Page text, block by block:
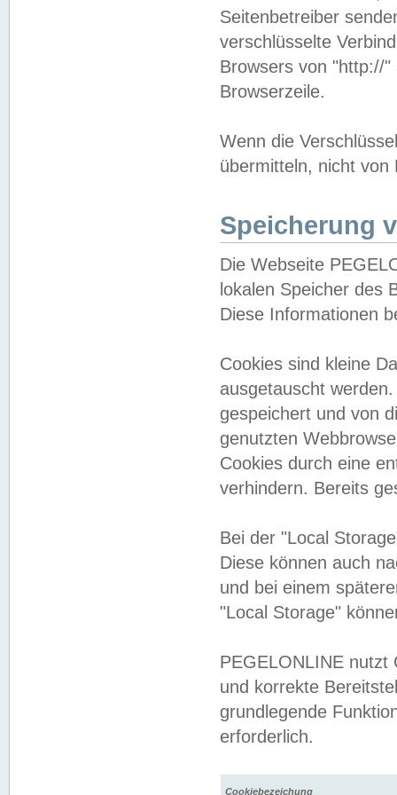
Seitenbetreiber
verschlüsselte
Browsers von "http://
Browserzeile.
Wenn die
übermitteln, nicht von
Speicherung
Die Webseite
lokalen Speicher des
Diese Informationen
Cookies sind kleine
ausgetauscht
gespeichert und von
genutzten
Cookies durch eine
verhindern. Bereits
Bei der "Local
Diese können auch
und bei einem
"Local Storage"
PEGELONLINE nutzt
und korrekte
grundlegende
erforderlich.
Cookiebezeichung